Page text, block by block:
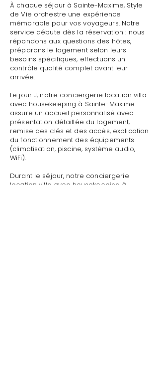
À chaque séjour à Sainte-Maxime, Style
de Vie orchestre une expérience
mémorable pour vos voyageurs. Notre
service débute dès la réservation : nous
répondons aux questions des hôtes,
préparons le logement selon leurs
besoins spécifiques, effectuons un
contrôle qualité complet avant leur
arrivée.
Le jour J, notre conciergerie location villa
avec housekeeping à Sainte-Maxime
assure un accueil personnalisé avec
présentation détaillée du logement,
remise des clés et des accès, explication
du fonctionnement des équipements
(climatisation, piscine, système audio,
WiFi).
Durant le séjour, notre conciergerie
location villa avec housekeeping à